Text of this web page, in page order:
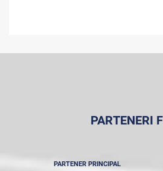
PARTENERI
PARTENER PRINCIPAL